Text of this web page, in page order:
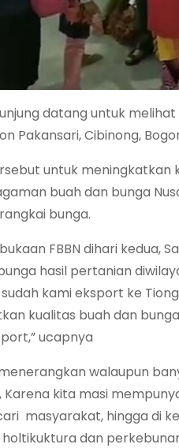
datang untuk
Pakansari, Cibinong,
untuk meningkatkan
buah dan bunga
bunga.
FBBN dihari kedua,
hasil pertanian
kami eksport ke
kualitas buah dan
ucapnya
walaupun
Karena kita masi
masyarakat, hingga di
dan